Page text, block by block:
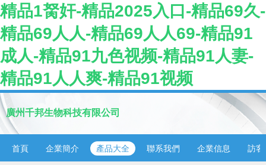
精品1胬奸-精品2025入口-精品69久-
精品69人人-精品69人人69-精品91
成人-精品91九色视频-精品91人妻-
精品91人人爽-精品91视频
廣州千邦生物科技有限公司
首頁 企業簡介 產品大全 聯系我們 企業信息 訪客